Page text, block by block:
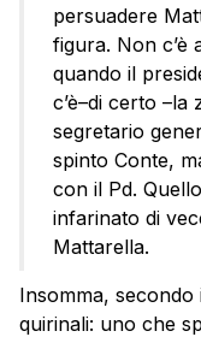
persuadere
figura. Non c’è
quando il
c’è–di certo –la
segretario
spinto Conte,
con il Pd.
infarinato di
Mattarella.
Insomma,
quirinali: uno che